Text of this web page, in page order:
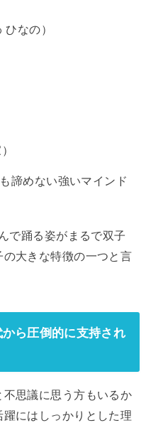
なの）
諦めない強いマインド
で踊る姿がまるで双子
大きな特徴の一つと言
ら圧倒的に支持され
不思議に思う方もいるか
にはしっかりとした理